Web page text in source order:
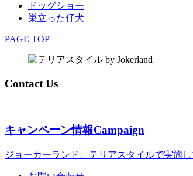
ドッグショー
巣立った仔犬
PAGE TOP
Contact Us
キャンペーン情報Campaign
ジョーカーランド、テリアスタイルで実施